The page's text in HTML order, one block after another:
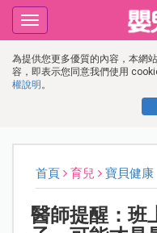
為提供您更多優質的內容，本網
容，即表示您同意我們使用
權說明 。
Toggle
navigation
首頁 育兒 寶貝健康
醫師提醒：班